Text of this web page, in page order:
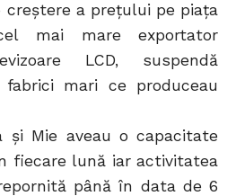
creștere a prețului pe piața
mai mare exportator
LCD, suspendă
mari ce produceau
și Mie aveau o capacitate
fiecare lună iar activitatea
până în data de 6